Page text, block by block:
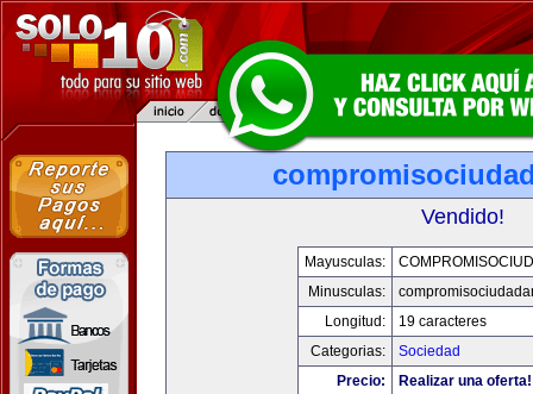
Vendido!
Mayusculas:
Minusculas:
Longitud:
19 caracteres
Categorias:
Sociedad
Precio:
Realizar una oferta!